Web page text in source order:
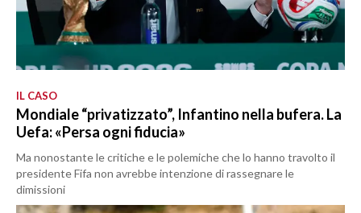
IL CASO
Mondiale “privatizzato”, Infantino nella bufera. La
Uefa: «Persa ogni fiducia»
Ma nonostante le critiche e le polemiche che lo hanno travolto il
presidente Fifa non avrebbe intenzione di rassegnare le
dimissioni